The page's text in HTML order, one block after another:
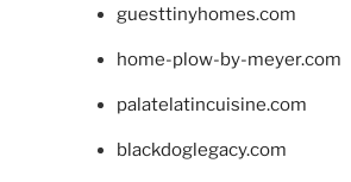
guesttinyhomes.com
home-plow-by-meyer.com
palatelatincuisine.com
blackdoglegacy.com